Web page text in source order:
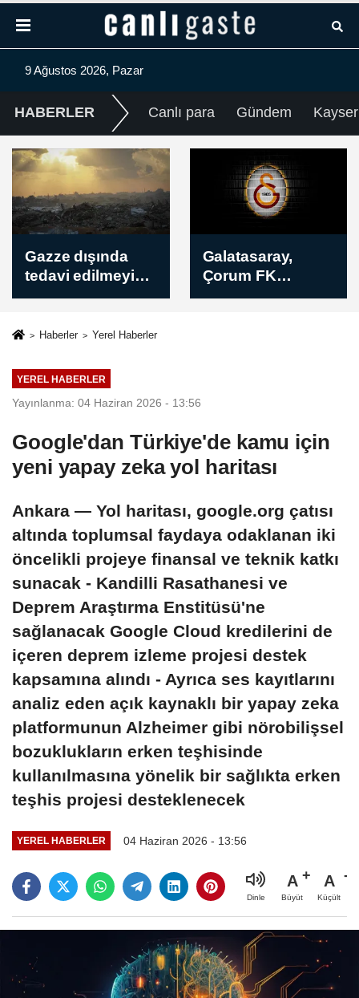
9 Ağustos 2026, Pazar
HABERLER Canlı para Gündem
Galatasaray,
Çorum FK
maçının
sürdürdü
Suriye,
topraklarındaki
Rus üsleri için
Haberler Yerel Haberler
YEREL HABERLER
Yayınlanma: 04 Haziran 2026 - 13:56
Google'dan Türkiye'de kamu için
yeni yapay zeka yol haritası
Ankara — Yol haritası, google.org çatısı
altında toplumsal faydaya odaklanan iki
öncelikli projeye finansal ve teknik katkı
sunacak - Kandilli Rasathanesi ve
Deprem Araştırma Enstitüsü'ne
sağlanacak Google Cloud kredilerini de
içeren deprem izleme projesi destek
kapsamına alındı - Ayrıca ses kayıtlarını
analiz eden açık kaynaklı bir yapay zeka
platformunun Alzheimer gibi nörobilişsel
bozuklukların erken teşhisinde
kullanılmasına yönelik bir sağlıkta erken
teşhis projesi desteklenecek
YEREL HABERLER 04 Haziran 2026 - 13:56
Dinle
A
Büyüt
A
Küçült